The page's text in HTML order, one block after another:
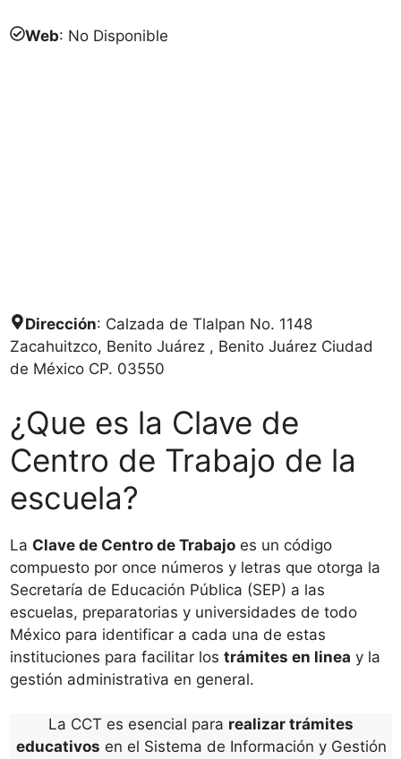
Web: No Disponible
Dirección: Calzada de Tlalpan No. 1148
Zacahuitzco, Benito Juárez , Benito Juárez Ciudad
de México CP. 03550
¿Que es la Clave de
Centro de Trabajo de la
escuela?
La Clave de Centro de Trabajo es un código
compuesto por once números y letras que otorga la
Secretaría de Educación Pública (SEP) a las
escuelas, preparatorias y universidades de todo
México para identificar a cada una de estas
instituciones para facilitar los trámites en linea y la
gestión administrativa en general.
La CCT es esencial para realizar trámites
educativos en el Sistema de Información y Gestión